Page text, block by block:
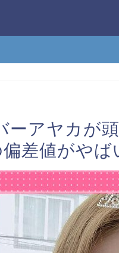
ーアヤカが
差値がやば